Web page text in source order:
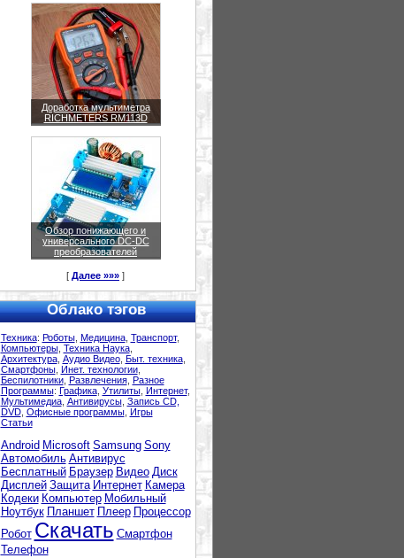
Доработка мультиметра
RICHMETERS RM113D
Обзор понижающего и
универсального DC-DC
преобразователей
[ Далее »»» ]
Облако тэгов
Техника: Роботы, Медицина, Транспорт,
Компьютеры, Техника Наука,
Архитектура, Аудио Видео, Быт. техника,
Смартфоны, Инет. технологии,
Беспилотники, Развлечения, Разное
Программы: Графика, Утилиты, Интернет,
Мультимедиа, Антивирусы, Запись CD,
DVD, Офисные программы, Игры
Статьи
Android Microsoft Samsung Sony
Автомобиль Антивирус
Бесплатный Браузер Видео Диск
Дисплей Защита Интернет Камера
Кодеки Компьютер Мобильный
Ноутбук Планшет Плеер Процессор
Робот Скачать Смартфон
Телефон